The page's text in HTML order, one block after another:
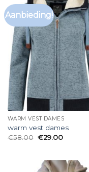
Aanbieding!
WARM VEST DAMES
warm vest dames
€58.00 €29.00